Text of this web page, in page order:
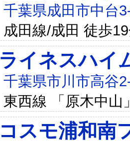
千葉県成田市中台
成田線/成田 徒歩
ライネスハイ
千葉県市川市高谷
東西線 「原木中山
コスモ浦和南